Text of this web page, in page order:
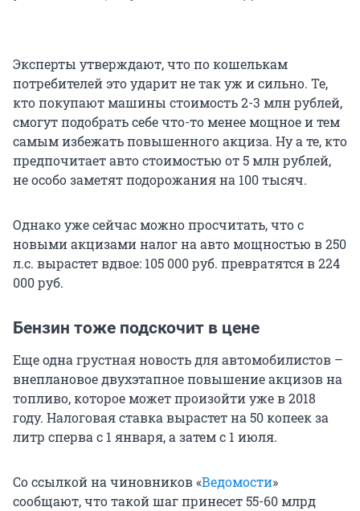
Эксперты утверждают, что по кошелькам
потребителей это ударит не так уж и сильно. Те,
кто покупают машины стоимость 2-3 млн рублей,
смогут подобрать себе что-то менее мощное и тем
самым избежать повышенного акциза. Ну а те, кто
предпочитает авто стоимостью от 5 млн рублей,
не особо заметят подорожания на 100 тысяч.
Однако уже сейчас можно просчитать, что с
новыми акцизами налог на авто мощностью в 250
л.с. вырастет вдвое: 105 000 руб. превратятся в 224
000 руб.
Бензин тоже подскочит в цене
Еще одна грустная новость для автомобилистов –
внеплановое двухэтапное повышение акцизов на
топливо, которое может произойти уже в 2018
году. Налоговая ставка вырастет на 50 копеек за
литр сперва с 1 января, а затем с 1 июля.
Со ссылкой на чиновников «Ведомости»
сообщают, что такой шаг принесет 55-60 млрд